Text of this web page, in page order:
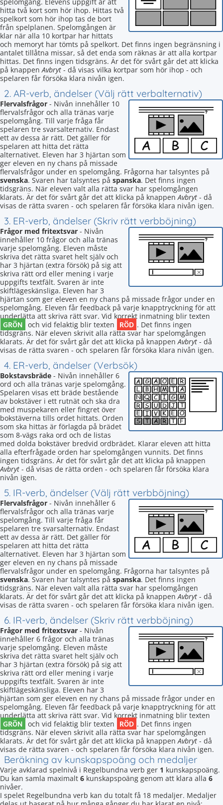
hitta två kort som hör ihop. Hittas två
spelkort som hör ihop tas de bort
från spelplanen. Spelomgången är
klar när alla 10 kortpar har hittats
och memoryt har tömts på spelkort. Det finns ingen begränsning i
antalet tillåtna missar, så det enda som räknas är att alla kortpar
hittas. Det finns ingen tidsgräns. Är det för svårt går det att klicka
på knappenAvbryt - då visas vilka kortpar som hör ihop - och
spelaren får försöka klara nivån igen.
2. AR-verb, ändelser (Välj rätt verbalternativ)
Flervalsfrågor - Nivån innehåller 10
flervalsfrågor och alla tränas varje
spelomgång. Till varje fråga får
spelaren tre svarsalternativ. Endast
ett av dessa är rätt. Det gäller för
spelaren att hitta det rätta
alternativet. Eleven har 3 hjärtan som
ger eleven en ny chans på missade
flervalsfrågor under en spelomgång. Frågorna har talsyntes på
svenska. Svaren har talsyntes på spanska. Det finns ingen
tidsgräns. När eleven valt alla rätta svar har spelomgången
klarats. Är det för svårt går det att klicka på knappenAvbryt - då
visas de rätta svaren - och spelaren får försöka klara nivån igen.
3. ER-verb, ändelser (Skriv rätt verbböjning)
Frågor med fritextsvar - Nivån
innehåller 10 frågor och alla tränas
varje spelomgång. Eleven måste
skriva det rätta svaret helt själv och
har 3 hjärtan (extra försök) på sig att
skriva rätt ord eller mening i varje
uppgifts textfält. Svaren är inte
skiftlägeskänsliga. Eleven har 3
hjärtan som ger eleven en ny chans på missade frågor under en
spelomgång. Eleven får feedback på varje knapptryckning för att
underlätta att skriva rätt svar. Vid korrekt inmatning blir texten
GRÖN och vid felaktig blir texten RÖD . Det finns ingen
tidsgräns. När eleven skrivit alla rätta svar har spelomgången
klarats. Är det för svårt går det att klicka på knappenAvbryt - då
visas de rätta svaren - och spelaren får försöka klara nivån igen.
4. ER-verb, ändelser (Verbsök)
Bokstavsbräde - Nivån innehåller 6
ord och alla tränas varje spelomgång.
Spelaren visas ett bräde bestående
av bokstäver i ett rutnät och ska dra
med muspekaren eller fingret över
bokstäverna tills ordet hittats. Orden
som ska hittas är förlagda på brädet
som 8-vägs raka ord och de listas
med dolda bokstäver bredvid ordbrädet. Klarar eleven att hitta
alla efterfrågade orden har spelomgången vunnits. Det finns
ingen tidsgräns. Är det för svårt går det att klicka på knappen
Avbryt - då visas de rätta orden - och spelaren får försöka klara
nivån igen.
5. IR-verb, ändelser (Välj rätt verbböjning)
Flervalsfrågor - Nivån innehåller 6
flervalsfrågor och alla tränas varje
spelomgång. Till varje fråga får
spelaren tre svarsalternativ. Endast
ett av dessa är rätt. Det gäller för
spelaren att hitta det rätta
alternativet. Eleven har 3 hjärtan som
ger eleven en ny chans på missade
flervalsfrågor under en spelomgång. Frågorna har talsyntes på
svenska. Svaren har talsyntes på spanska. Det finns ingen
tidsgräns. När eleven valt alla rätta svar har spelomgången
klarats. Är det för svårt går det att klicka på knappenAvbryt - då
visas de rätta svaren - och spelaren får försöka klara nivån igen.
6. IR-verb, ändelser (Skriv rätt verbböjning)
Frågor med fritextsvar - Nivån
innehåller 6 frågor och alla tränas
varje spelomgång. Eleven måste
skriva det rätta svaret helt själv och
har 3 hjärtan (extra försök) på sig att
skriva rätt ord eller mening i varje
uppgifts textfält. Svaren är inte
skiftlägeskänsliga. Eleven har 3
hjärtan som ger eleven en ny chans på missade frågor under en
spelomgång. Eleven får feedback på varje knapptryckning för att
underlätta att skriva rätt svar. Vid korrekt inmatning blir texten
GRÖN och vid felaktig blir texten RÖD . Det finns ingen
tidsgräns. När eleven skrivit alla rätta svar har spelomgången
klarats. Är det för svårt går det att klicka på knappenAvbryt - då
visas de rätta svaren - och spelaren får försöka klara nivån igen.
Beräkning av kunskapspoäng och medaljer
Varje avklarad spelnivå i Regelbundna verb ger 1 kunskapspoäng.
Du kan samla maximalt 6 kunskapspoäng genom att klara alla 6
nivåer.
I spelet Regelbundna verb kan du totalt få 18 medaljer. Medaljer